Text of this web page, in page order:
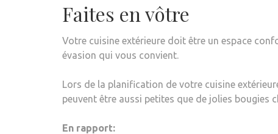
Faites en vôtre
Votre cuisine extérieure doit être un espace
évasion qui vous convient.
Lors de la planification de votre cuisine
peuvent être aussi petites que de jolies bougies
En rapport: